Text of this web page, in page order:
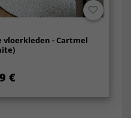
vloerkleden - Cartmel
€